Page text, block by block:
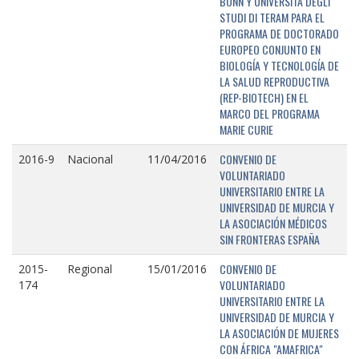
STUDI DI TERAM PARA EL
PROGRAMA DE DOCTORADO
EUROPEO CONJUNTO EN
BIOLOGÍA Y TECNOLOGÍA DE
LA SALUD REPRODUCTIVA
(REP-BIOTECH) EN EL
MARCO DEL PROGRAMA
MARIE CURIE
2016-9 Nacional 11/04/2016
CONVENIO DE
VOLUNTARIADO
UNIVERSITARIO ENTRE LA
UNIVERSIDAD DE MURCIA Y
LA ASOCIACIÓN MÉDICOS
SIN FRONTERAS ESPAÑA
2015-
174
Regional 15/01/2016
CONVENIO DE
VOLUNTARIADO
UNIVERSITARIO ENTRE LA
UNIVERSIDAD DE MURCIA Y
LA ASOCIACIÓN DE MUJERES
CON ÁFRICA "AMAFRICA"